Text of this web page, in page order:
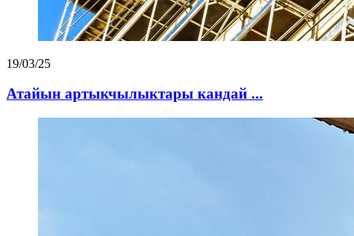
19/03/25
Атайын артыкчылыктары кандай ...